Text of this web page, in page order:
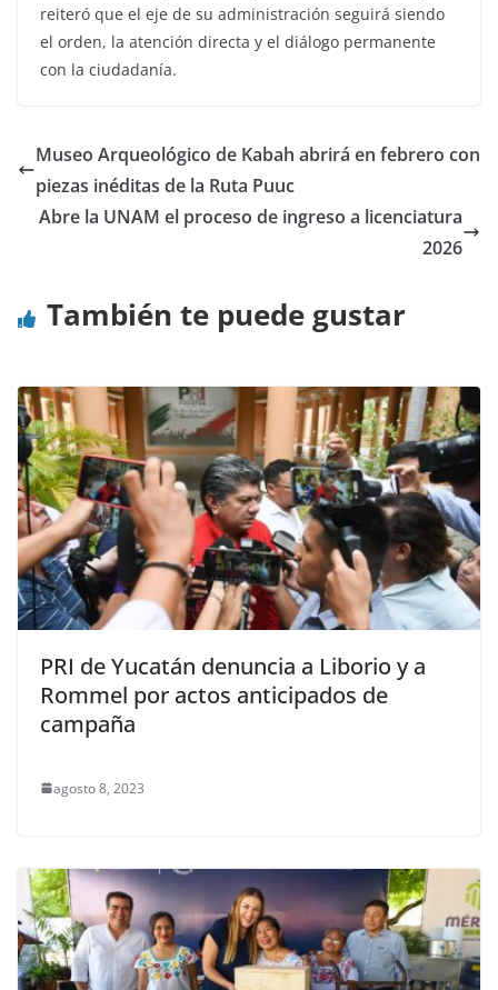
reiteró que el eje de su administración seguirá siendo
el orden, la atención directa y el diálogo permanente
con la ciudadanía.
Museo Arqueológico de Kabah abrirá en febrero con
piezas inéditas de la Ruta Puuc
Abre la UNAM el proceso de ingreso a licenciatura
2026
También te puede gustar
PRI de Yucatán denuncia a Liborio y a
Rommel por actos anticipados de
campaña
agosto 8, 2023